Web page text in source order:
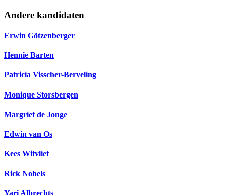
Andere kandidaten
Erwin Götzenberger
Hennie Barten
Patricia Visscher-Berveling
Monique Storsbergen
Margriet de Jonge
Edwin van Os
Kees Witvliet
Rick Nobels
Yari Albrechts